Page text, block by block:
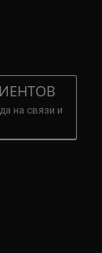
на связи и